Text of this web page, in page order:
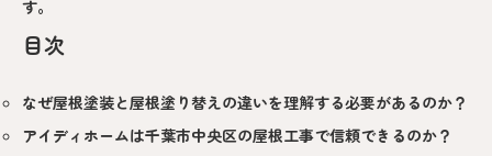
す。
目次
なぜ屋根塗装と屋根塗り替えの違いを理解する必要があるのか？
アイディホームは千葉市中央区の屋根工事で信頼できるのか？